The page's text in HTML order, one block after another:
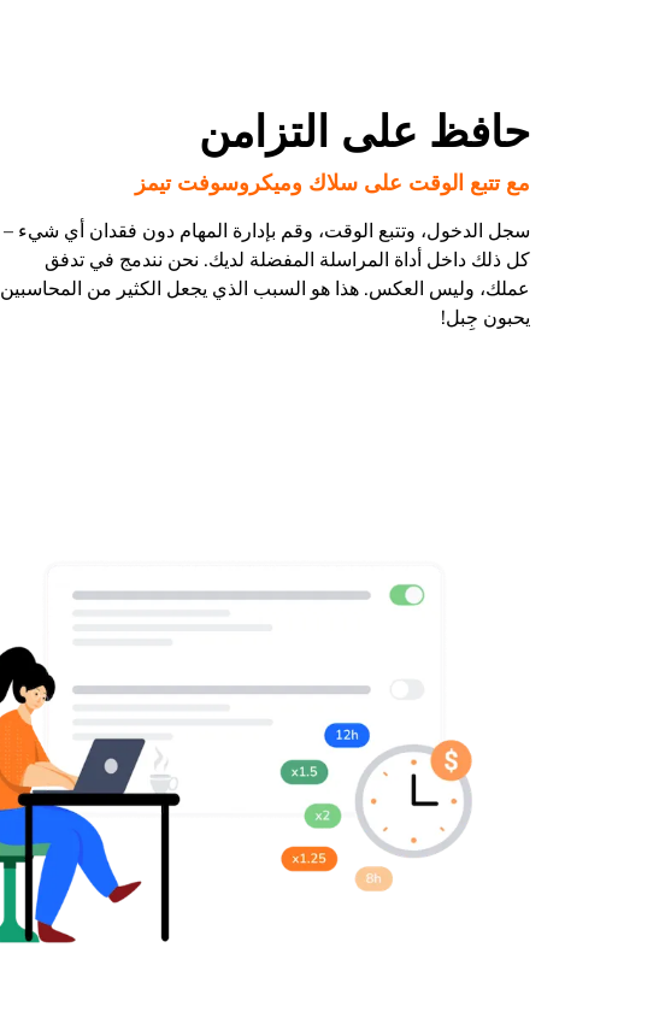
حافظ على التزامن
مع تتبع الوقت على سلاك وميكروسوفت تيمز
سجل الدخول، وتتبع الوقت، وقم بإدارة المهام دون فقدان أي شيء –
كل ذلك داخل أداة المراسلة المفضلة لديك. نحن نندمج في تدفق
عملك، وليس العكس. هذا هو السبب الذي يجعل الكثير من المحاسبين
يحبون جِبل!